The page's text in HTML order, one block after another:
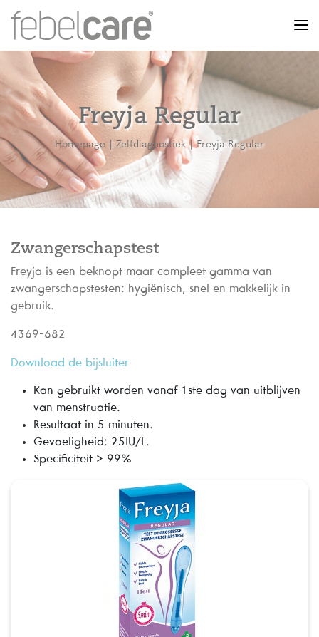
Freyja Regular
Homepage | Zelfdiagnostiek|Freyja Regular
Zwangerschapstest
Freyja is een beknopt maar compleet gamma van
zwangerschapstesten: hygiënisch, snel en makkelijk in
gebruik.
4369-682
Download de bijsluiter
Kan gebruikt worden vanaf 1ste dag van uitblijven
van menstruatie.
Resultaat in 5 minuten.
Gevoeligheid: 25IU/L.
Specificiteit > 99%